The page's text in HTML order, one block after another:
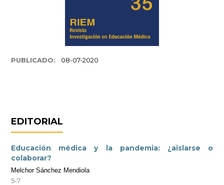
PUBLICADO: 08-07-2020
EDITORIAL
Educación médica y la pandemia: ¿aislarse o
colaborar?
Melchor Sánchez Mendiola
5-7